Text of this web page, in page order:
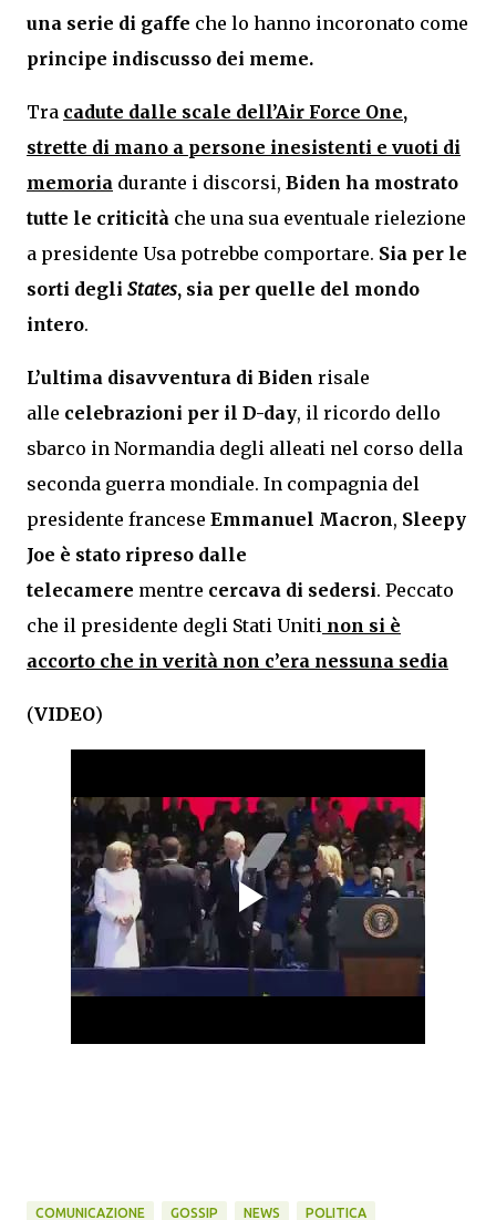
una serie di gaffe che lo hanno incoronato come
principe indiscusso dei meme.
Tra cadute dalle scale dell’Air Force One,
strette di mano a persone inesistenti e vuoti di
memoria durante i discorsi, Biden ha mostrato
tutte le criticità che una sua eventuale rielezione
a presidente Usa potrebbe comportare. Sia per le
sorti degli States, sia per quelle del mondo
intero.
L’ultima disavventura di Biden risale
alle celebrazioni per il D-day, il ricordo dello
sbarco in Normandia degli alleati nel corso della
seconda guerra mondiale. In compagnia del
presidente francese Emmanuel Macron, Sleepy
Joe è stato ripreso dalle
telecamere mentre cercava di sedersi. Peccato
che il presidente degli Stati Uniti non si è
accorto che in verità non c’era nessuna sedia
(VIDEO)
COMUNICAZIONE GOSSIP NEWS POLITICA